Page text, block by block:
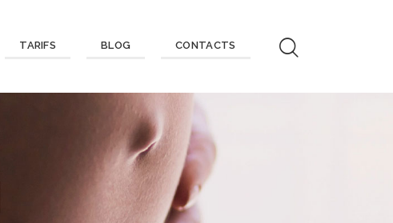
TARIFS BLOG CONTACTS